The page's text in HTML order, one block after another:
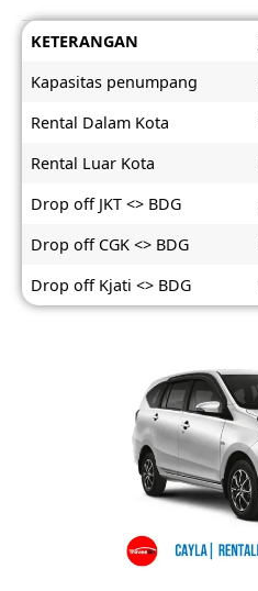
KETERANGAN
Kapasitas penumpang
Rental Dalam Kota
Rental Luar Kota
Drop off JKT <> BDG
Drop off CGK <> BDG
Drop off Kjati <> BDG